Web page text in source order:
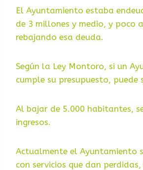
El Ayuntamiento estaba
de 3 millones y medio, y poco
rebajando esa deuda.
Según la Ley Montoro, si un
cumple su presupuesto, puede
Al bajar de 5.000 habitantes,
ingresos.
Actualmente el Ayuntamiento
con servicios que dan